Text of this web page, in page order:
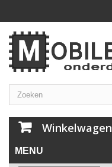
Winkelwagen
MENU